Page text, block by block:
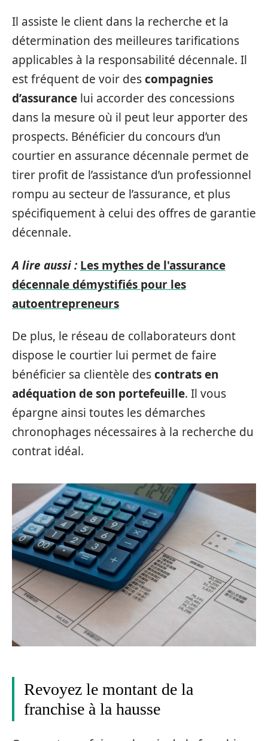
Il assiste le client dans la recherche et la
détermination des meilleures tarifications
applicables à la responsabilité décennale. Il
est fréquent de voir descompagnies
d’assurance lui accorder des concessions
dans la mesure où il peut leur apporter des
prospects. Bénéficier du concours d’un
courtier en assurance décennale permet de
tirer profit de l’assistance d’un professionnel
rompu au secteur de l’assurance, et plus
spécifiquement à celui des offres de garantie
décennale.
A lire aussi : Les mythes de l'assurance
décennale démystifiés pour les
autoentrepreneurs
De plus, le réseau de collaborateurs dont
dispose le courtier lui permet de faire
bénéficier sa clientèle descontrats en
adéquation de son portefeuille. Il vous
épargne ainsi toutes les démarches
chronophages nécessaires à la recherche du
contrat idéal.
Revoyez le montant de la
franchise à la hausse